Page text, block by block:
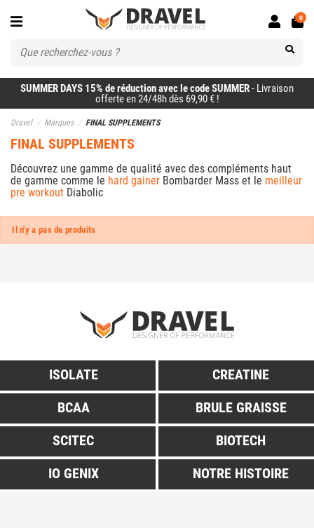
SUMMER DAYS 15% de réduction avec le code SUMMER- Livraison
offerte en 24/48h dès 69,90 € !
0
Dravel Marques FINAL SUPPLEMENTS
FINAL SUPPLEMENTS
Découvrez une gamme de qualité avec des compléments haut
de gamme comme le hard gainer Bombarder Mass et le meilleur
pre workout Diabolic
Il n'y a pas de produits
ISOLATE
CREATINE
BCAA
BRULE GRAISSE
SCITEC
BIOTECH
IO GENIX
NOTRE HISTOIRE